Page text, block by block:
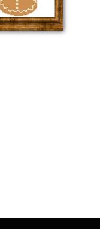
À partir de €